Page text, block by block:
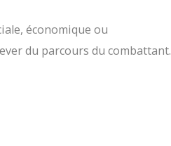
économique ou
du parcours du combattant.